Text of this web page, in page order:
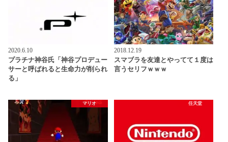
2020.6.10
プラチナ神谷氏「神谷プロデュー
サーと呼ばれると生命力が削られ
る」
2018.12.19
スマブラを友達とやってて１度は
言うセリフｗｗｗ
マリオ 任天堂